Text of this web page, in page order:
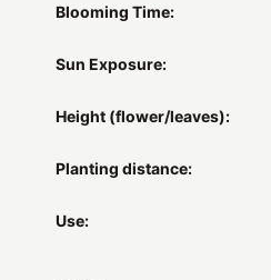
Blooming Time:
Sun Exposure:
Height (flower/leaves):
Planting distance:
Use: